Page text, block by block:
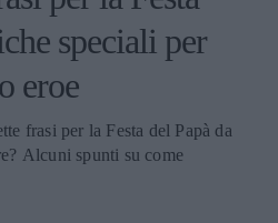
speciali per
eroe
frasi per la Festa del Papà da
Alcuni spunti su come